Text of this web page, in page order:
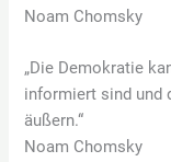
Noam Chomsky
„Die Demokratie
informiert sind und
äußern.“
Noam Chomsky